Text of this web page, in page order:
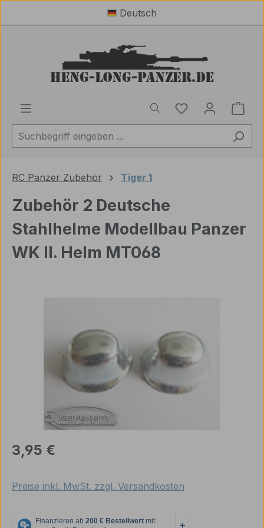
Zum Hauptinhalt springenDeutsch
Du hast 0
RC Panzer Zubehör Tiger 1
Zubehör 2 Deutsche
Stahlhelme Modellbau Panzer
WK II. Helm MT068
Regulärer Preis:
3,95 €
Preise inkl. MwSt. zzgl. Versandkosten